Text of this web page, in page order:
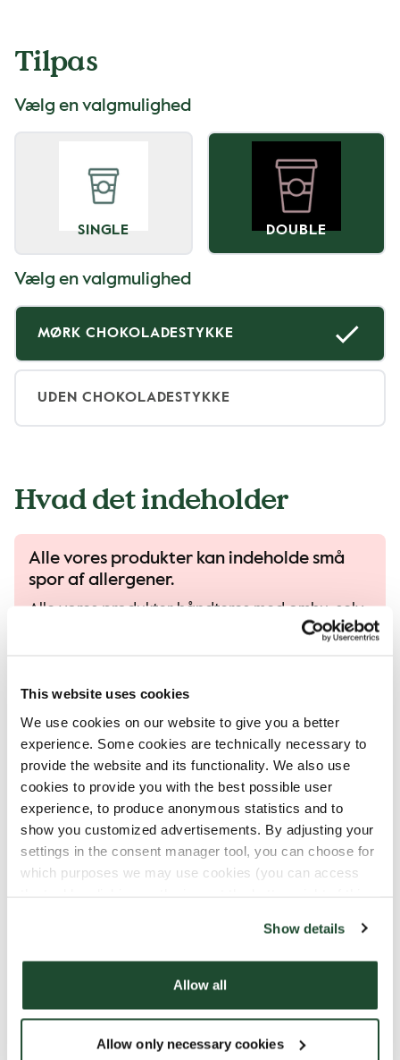
This website uses cookies
We use cookies on our website to give you a better
experience. Some cookies are technically necessary to
provide the website and its functionality. We also use
cookies to provide you with the best possible user
experience, to produce anonymous statistics and to
show you customized advertisements. By adjusting your
settings in the consent manager tool, you can choose for
which purposes we may use cookies (you can access
Show details
Allow all
Allow only necessary cookies
Tilpas
Vælg en valgmulighed
SINGLE DOUBLE
Vælg en valgmulighed
MØRK CHOKOLADESTYKKE
UDEN CHOKOLADESTYKKE
Hvad det indeholder
Alle vores produkter kan indeholde små
spor af allergener.
Alle vores produkter håndteres med omhu, selv
om der er risiko for, at forskellige produkter kan
Allergener
sojabønner
pekannødder